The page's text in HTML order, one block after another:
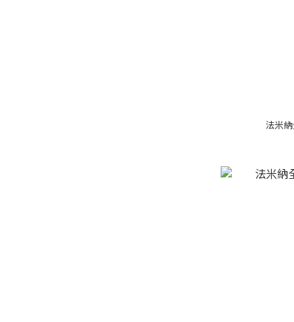
法米